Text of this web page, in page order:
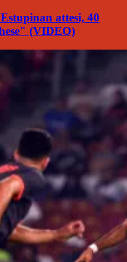
attesi, 40
(VIDEO)